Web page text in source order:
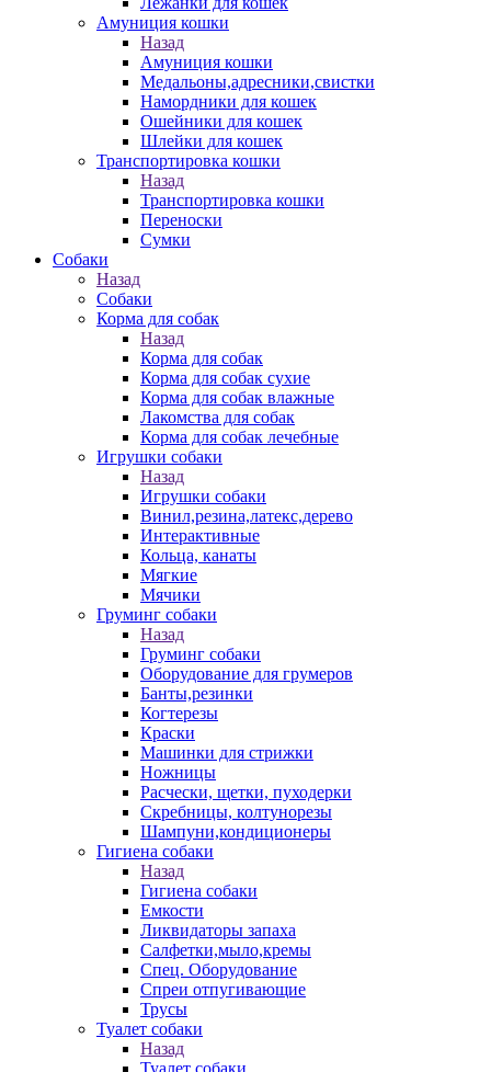
Амуниция кошки
Назад
Амуниция кошки
Медальоны,адресники,свистки
Намордники для кошек
Ошейники для кошек
Шлейки для кошек
Транспортировка кошки
Назад
Транспортировка кошки
Переноски
Сумки
Собаки
Назад
Собаки
Корма для собак
Назад
Корма для собак
Корма для собак сухие
Корма для собак влажные
Лакомства для собак
Корма для собак лечебные
Игрушки собаки
Назад
Игрушки собаки
Винил,резина,латекс,дерево
Интерактивные
Кольца, канаты
Мягкие
Мячики
Груминг собаки
Назад
Груминг собаки
Оборудование для грумеров
Банты,резинки
Когтерезы
Краски
Машинки для стрижки
Ножницы
Расчески, щетки, пуходерки
Скребницы, колтунорезы
Шампуни,кондиционеры
Гигиена собаки
Назад
Гигиена собаки
Емкости
Ликвидаторы запаха
Салфетки,мыло,кремы
Спец. Оборудование
Спреи отпугивающие
Трусы
Туалет собаки
Назад
Туалет собаки